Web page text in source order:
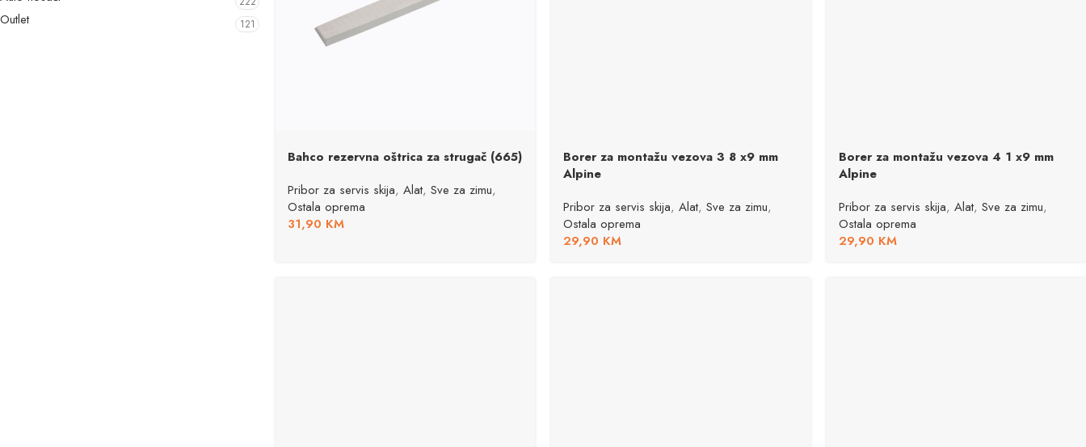
Outlet 121
Bahco rezervna oštrica za strugač (665)
Pribor za servis skija, Alat, Sve za zimu,
Ostala oprema
31,90 KM
Borer za montažu vezova 3 8 x9 mm
Alpine
Pribor za servis skija, Alat, Sve za zimu,
Ostala oprema
29,90 KM
Borer za montažu vezova 4 1 x9 mm
Alpine
Pribor za servis skija, Alat, Sve za zimu,
Ostala oprema
29,90 KM